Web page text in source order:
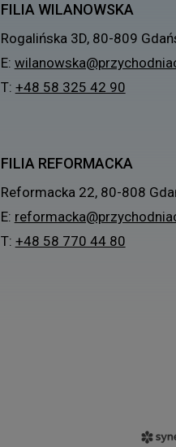
FILIA WILANOWSKA
Rogalińska 3D, 80-809
E:
T: +48 58 325 42 90
FILIA REFORMACKA
Reformacka 22, 80-808
E:
T: +48 58 770 44 80